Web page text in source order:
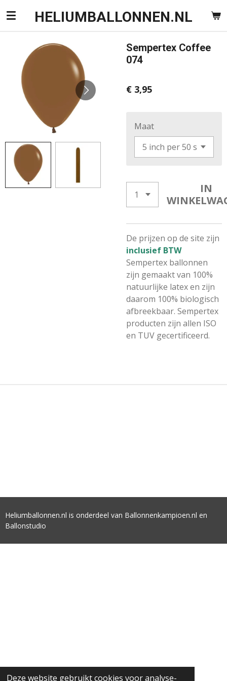
Deze website gebruikt cookies voor analyse-
Ga
direct
hoofdinhoud
HELIUMBALLONNEN.NL
Sempertex Coffee
074
€ 3,95
Maat
IN
De prijzen op de site zijn
inclusief BTW
Sempertex ballonnen
zijn gemaakt van 100%
natuurlijke latex en zijn
daarom 100% biologisch
afbreekbaar. Sempertex
producten zijn allen ISO
en TUV gecertificeerd.
Heliumballonnen.nl is onderdeel van Ballonnenkampioen.nl en
Ballonstudio